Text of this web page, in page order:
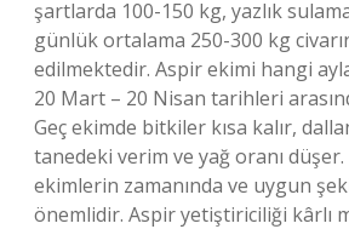
şartlarda 100-150 kg, yazlık
günlük ortalama 250-300 kg
edilmektedir. Aspir ekimi hangi
20 Mart – 20 Nisan tarihleri
Geç ekimde bitkiler kısa kalır,
tanedeki verim ve yağ oranı
ekimlerin zamanında ve uygun
önemlidir. Aspir yetiştiriciliği kârlı